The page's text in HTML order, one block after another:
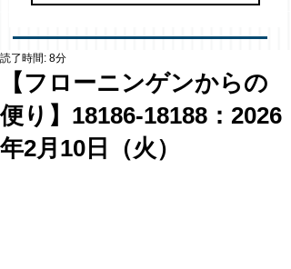
【フローニンゲンからの
便り】18186-18188：2026
年2月10日（火）
読了時間: 8分